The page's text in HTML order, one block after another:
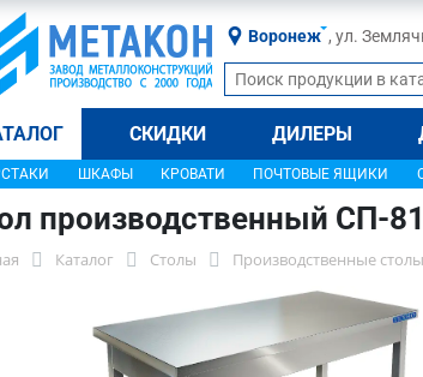
Воронеж , ул.
СКИДКИ ДИЛЕРЫ
ШКАФЫ КРОВАТИ ПОЧТОВЫЕ ЯЩИКИ
производственный СП-
Каталог Столы Производственные столы